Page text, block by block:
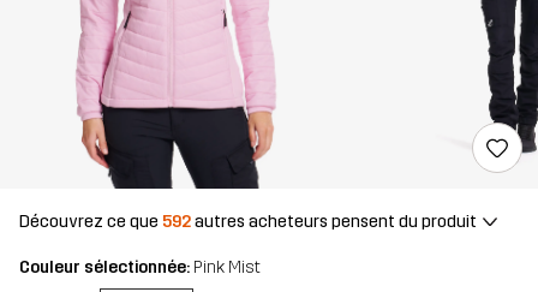
Découvrez ce que 592autres acheteurs pensent du produit
Couleur sélectionnée: Pink Mist